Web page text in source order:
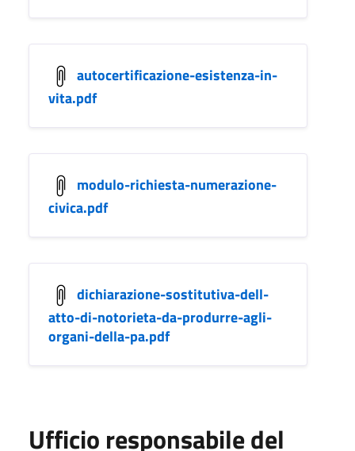
autocertificazione-esistenza-in-
vita.pdf
modulo-richiesta-numerazione-
civica.pdf
dichiarazione-sostitutiva-dell-
atto-di-notorieta-da-produrre-agli-
organi-della-pa.pdf
Ufficio responsabile del